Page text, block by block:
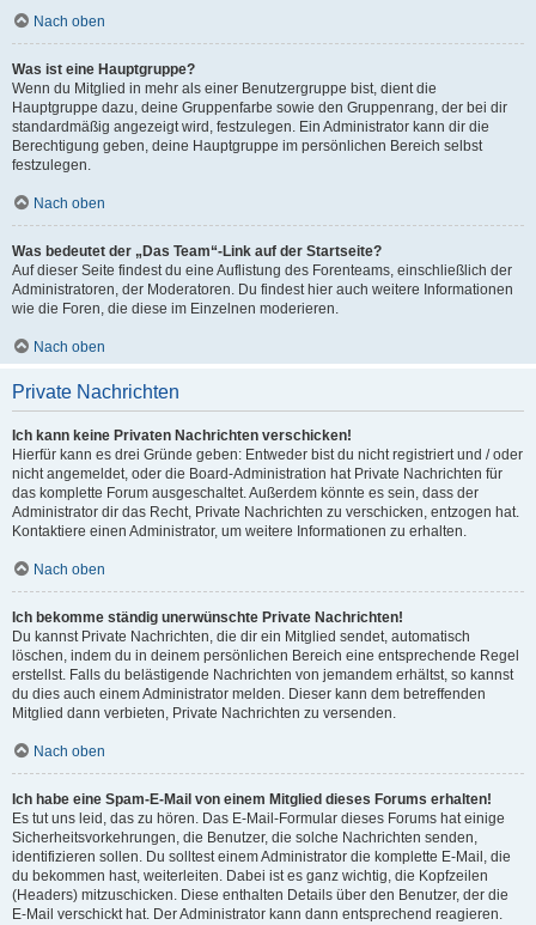
Nach oben
Was ist eine Hauptgruppe?
Wenn du Mitglied in mehr als einer Benutzergruppe bist, dient die
Hauptgruppe dazu, deine Gruppenfarbe sowie den Gruppenrang, der bei dir
standardmäßig angezeigt wird, festzulegen. Ein Administrator kann dir die
Berechtigung geben, deine Hauptgruppe im persönlichen Bereich selbst
festzulegen.
Nach oben
Was bedeutet der „Das Team“-Link auf der Startseite?
Auf dieser Seite findest du eine Auflistung des Forenteams, einschließlich der
Administratoren, der Moderatoren. Du findest hier auch weitere Informationen
wie die Foren, die diese im Einzelnen moderieren.
Nach oben
Private Nachrichten
Ich kann keine Privaten Nachrichten verschicken!
Hierfür kann es drei Gründe geben: Entweder bist du nicht registriert und / oder
nicht angemeldet, oder die Board-Administration hat Private Nachrichten für
das komplette Forum ausgeschaltet. Außerdem könnte es sein, dass der
Administrator dir das Recht, Private Nachrichten zu verschicken, entzogen hat.
Kontaktiere einen Administrator, um weitere Informationen zu erhalten.
Nach oben
Ich bekomme ständig unerwünschte Private Nachrichten!
Du kannst Private Nachrichten, die dir ein Mitglied sendet, automatisch
löschen, indem du in deinem persönlichen Bereich eine entsprechende Regel
erstellst. Falls du belästigende Nachrichten von jemandem erhältst, so kannst
du dies auch einem Administrator melden. Dieser kann dem betreffenden
Mitglied dann verbieten, Private Nachrichten zu versenden.
Nach oben
Ich habe eine Spam-E-Mail von einem Mitglied dieses Forums erhalten!
Es tut uns leid, das zu hören. Das E-Mail-Formular dieses Forums hat einige
Sicherheitsvorkehrungen, die Benutzer, die solche Nachrichten senden,
identifizieren sollen. Du solltest einem Administrator die komplette E-Mail, die
du bekommen hast, weiterleiten. Dabei ist es ganz wichtig, die Kopfzeilen
(Headers) mitzuschicken. Diese enthalten Details über den Benutzer, der die
E-Mail verschickt hat. Der Administrator kann dann entsprechend reagieren.